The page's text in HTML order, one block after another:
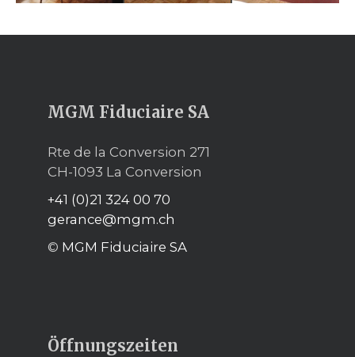
MGM Fiduciaire SA
Rte de la Conversion 271
CH-1093 La Conversion
+41 (0)21 324 00 70
gerance@mgm.ch
© MGM Fiduciaire SA
Öffnungszeiten